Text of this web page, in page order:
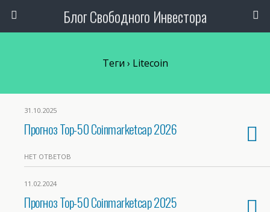
Блог Свободного Инвестора
Теги › Litecoin
31.10.2025
Прогноз Top-50 Coinmarketcap 2026
НЕТ ОТВЕТОВ
11.02.2024
Прогноз Top-50 Coinmarketcap 2025